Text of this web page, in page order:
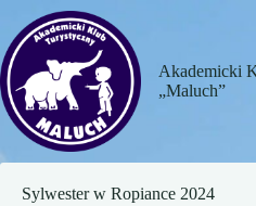
treści
Akademicki
„Maluch”
Sylwester w Ropiance 2024